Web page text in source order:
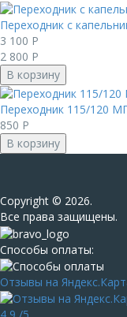
Переходник с
3 100 Р
2 800 Р
В корзину
Переходник 115/120
850 Р
В корзину
Сopyright © 2026.
Все права защищены.
Способы оплаты:
Отзывы на